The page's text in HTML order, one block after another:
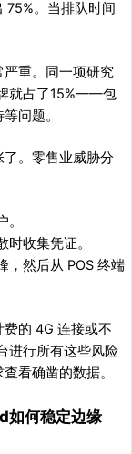
75%。当排队时间
重。同一项研究
就占了15%——包
问题。
。零售业威胁分
收集凭证。
，然后从 POS 终端
的 4G 连接或不
进行所有这些风险
看确凿的数据。
如何稳定边缘